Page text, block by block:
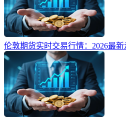
伦敦期货实时交易行情：2026最